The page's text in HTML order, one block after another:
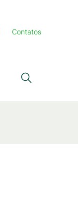
Contatos